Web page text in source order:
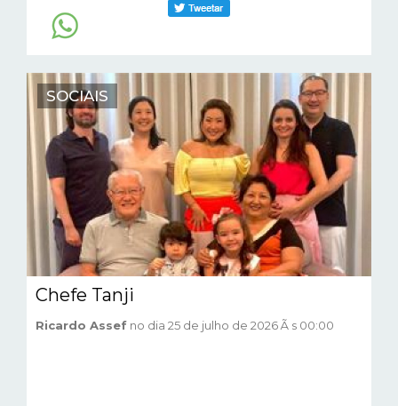
SOCIAIS
Chefe Tanji
Ricardo Assef no dia 25 de julho de 2026 Ã s 00:00